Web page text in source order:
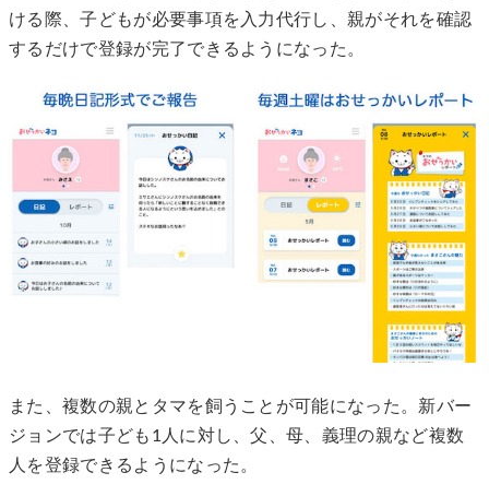
ける際、子どもが必要事項を入力代行し、親がそれを確認
するだけで登録が完了できるようになった。
また、複数の親とタマを飼うことが可能になった。新バー
ジョンでは子ども1人に対し、父、母、義理の親など複数
人を登録できるようになった。